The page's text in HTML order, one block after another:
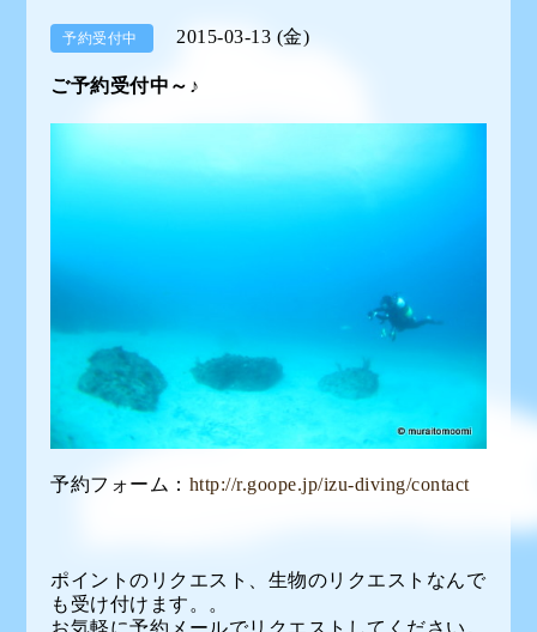
予約受付中 2015-03-13 (金)
ご予約受付中～♪
予約フォーム： http://r.goope.jp/izu-diving/contact
ポイントのリクエスト、生物のリクエストなんで
も受け付けます。。